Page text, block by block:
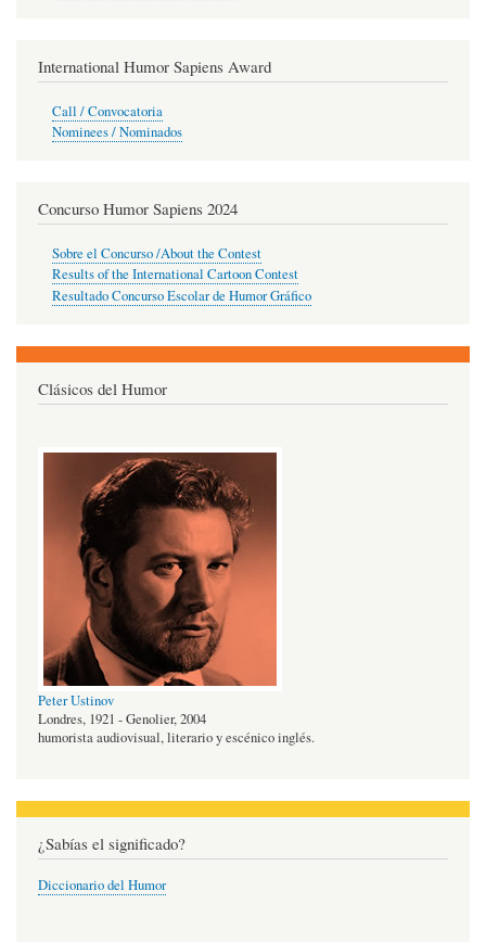
International Humor Sapiens Award
Call / Convocatoria
Nominees / Nominados
Concurso Humor Sapiens 2024
Sobre el Concurso /About the Contest
Results of the International Cartoon Contest
Resultado Concurso Escolar de Humor Gráfico
Clásicos del Humor
Peter Ustinov
Londres, 1921 - Genolier, 2004
humorista audiovisual, literario y escénico inglés.
¿Sabías el significado?
Diccionario del Humor